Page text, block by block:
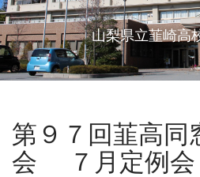
t
e
n
t
山梨県立韮崎
第９７回韮高同
会 ７月定例会